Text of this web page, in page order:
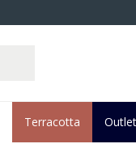
Terracotta Outlet